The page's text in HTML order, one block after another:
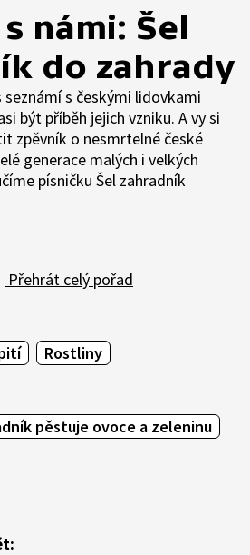
námi: Šel
do zahrady
s českými lidovkami
být příběh jejich vzniku. A vy si
zpěvník o nesmrtelné české
generace malých i velkých
písničku Šel zahradník
Přehrát celý pořad
Rostliny
pěstuje ovoce a zeleninu